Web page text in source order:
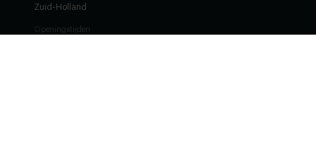
Zuid-Holland
Openingstijden